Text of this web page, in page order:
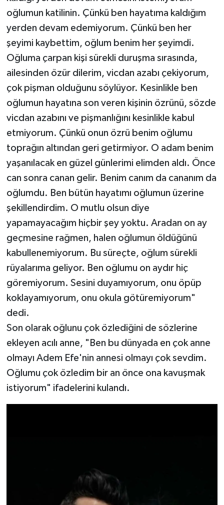
oğlumun katilinin. Çünkü ben hayatıma kaldığım
yerden devam edemiyorum. Çünkü ben her
şeyimi kaybettim, oğlum benim her şeyimdi.
Oğluma çarpan kişi sürekli duruşma sırasında,
ailesinden özür dilerim, vicdan azabı çekiyorum,
çok pişman olduğunu söylüyor. Kesinlikle ben
oğlumun hayatına son veren kişinin özrünü, sözde
vicdan azabını ve pişmanlığını kesinlikle kabul
etmiyorum. Çünkü onun özrü benim oğlumu
toprağın altından geri getirmiyor. O adam benim
yaşanılacak en güzel günlerimi elimden aldı. Önce
can sonra canan gelir. Benim canım da cananım da
oğlumdu. Ben bütün hayatımı oğlumun üzerine
şekillendirdim. O mutlu olsun diye
yapamayacağım hiçbir şey yoktu. Aradan on ay
geçmesine rağmen, halen oğlumun öldüğünü
kabullenemiyorum. Bu süreçte, oğlum sürekli
rüyalarıma geliyor. Ben oğlumu on aydır hiç
göremiyorum. Sesini duyamıyorum, onu öpüp
koklayamıyorum, onu okula götüremiyorum"
dedi.
Son olarak oğlunu çok özlediğini de sözlerine
ekleyen acılı anne, "Ben bu dünyada en çok anne
olmayı Adem Efe'nin annesi olmayı çok sevdim.
Oğlumu çok özledim bir an önce ona kavuşmak
istiyorum" ifadelerini kulandı.